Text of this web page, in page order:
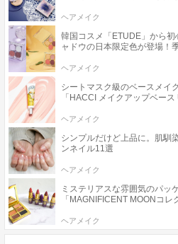
ヘアメイク
韓国コスメ「ETUDE」から
ャドウの日本限定色が登場！
ヘアメイク
シートマスク級のベースメイ
「HACCI メイクアップベース
ヘアメイク
シンプルだけど上品に。肌馴
ンネイル11選
ヘアメイク
ミステリアスな雰囲気のパ
「MAGNIFICENT MOONコレ
ヘアメイク